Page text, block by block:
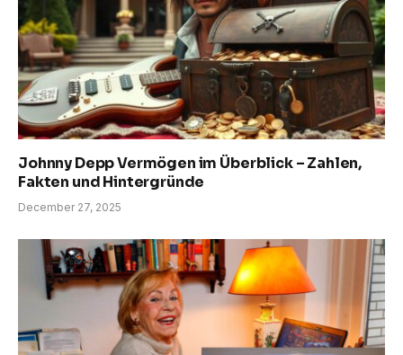
Johnny Depp Vermögen im Überblick – Zahlen,
Fakten und Hintergründe
December 27, 2025